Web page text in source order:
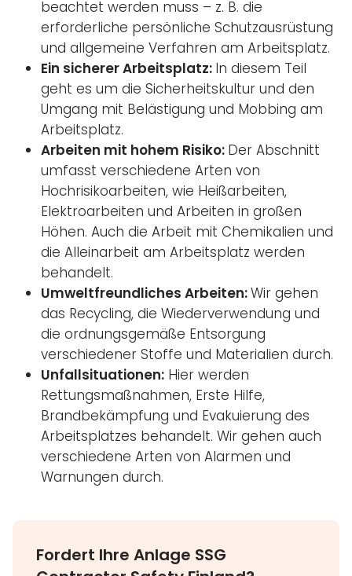
beachtet werden muss – z. B. die
erforderliche persönliche Schutzausrüstung
und allgemeine Verfahren am Arbeitsplatz.
Ein sicherer Arbeitsplatz: In diesem Teil
geht es um die Sicherheitskultur und den
Umgang mit Belästigung und Mobbing am
Arbeitsplatz.
Arbeiten mit hohem Risiko: Der Abschnitt
umfasst verschiedene Arten von
Hochrisikoarbeiten, wie Heißarbeiten,
Elektroarbeiten und Arbeiten in großen
Höhen. Auch die Arbeit mit Chemikalien und
die Alleinarbeit am Arbeitsplatz werden
behandelt.
Umweltfreundliches Arbeiten:Wir gehen
das Recycling, die Wiederverwendung und
die ordnungsgemäße Entsorgung
verschiedener Stoffe und Materialien durch.
Unfallsituationen: Hier werden
Rettungsmaßnahmen, Erste Hilfe,
Brandbekämpfung und Evakuierung des
Arbeitsplatzes behandelt. Wir gehen auch
verschiedene Arten von Alarmen und
Warnungen durch.
Fordert Ihre Anlage SSG